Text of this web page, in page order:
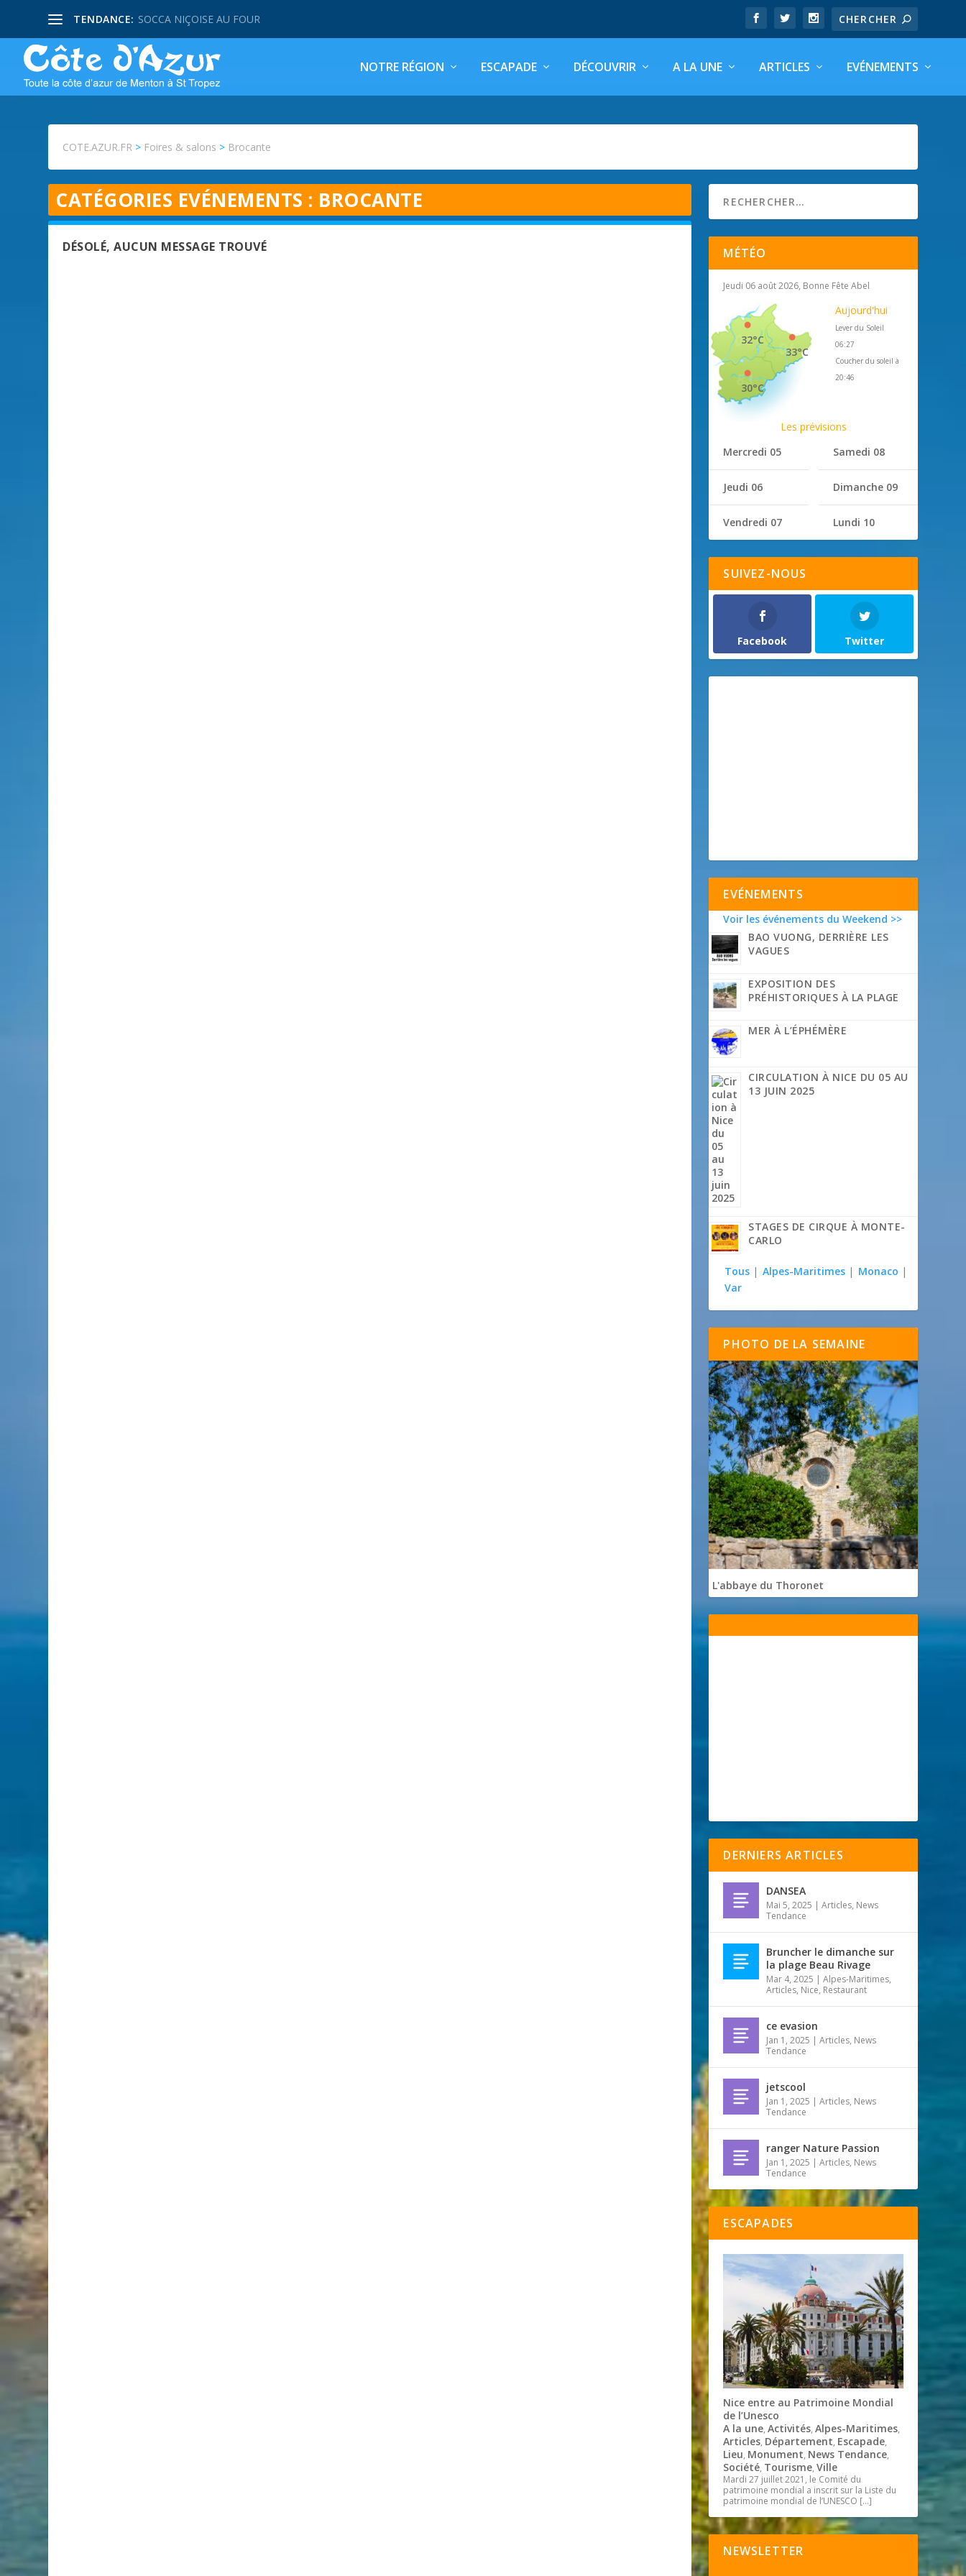
TENDANCE: SOCCA NIÇOISE AU FOUR
NOTRE RÉGION ESCAPADE DÉCOUVRIR A LA UNE ARTICLES EVÉNEMENTS
COTE.AZUR.FR > Foires & salons > Brocante
CATÉGORIES EVÉNEMENTS : BROCANTE
DÉSOLÉ, AUCUN MESSAGE TROUVÉ MÉTÉO
Jeudi 06 août 2026, Bonne Fête Abel
33°C
32°C
30°C
Aujourd'hui
Lever du Soleil
06:27
Coucher du soleil à
20:46
Les prévisions
Mercredi 05
Jeudi 06
Vendredi 07
Samedi 08
Dimanche 09
Lundi 10
SUIVEZ-NOUS
Facebook Twitter
EVÉNEMENTS
Voir les événements du Weekend >>
BAO VUONG, DERRIÈRE LES
VAGUES
EXPOSITION DES
PRÉHISTORIQUES À LA PLAGE
MER À L’ÉPHÉMÈRE
CIRCULATION À NICE DU 05 AU
13 JUIN 2025
STAGES DE CIRQUE À MONTE-
CARLO
Tous | Alpes-Maritimes | Monaco |
Var
PHOTO DE LA SEMAINE
L'abbaye du Thoronet
DERNIERS ARTICLES
DANSEA
Mai 5, 2025 |Articles, News
Tendance
Bruncher le dimanche sur
la plage Beau Rivage
Mar 4, 2025 |Alpes-Maritimes,
Articles, Nice, Restaurant
ce evasion
Jan 1, 2025 |Articles, News
Tendance
jetscool
Jan 1, 2025 |Articles, News
Tendance
ranger Nature Passion
Jan 1, 2025 |Articles, News
Tendance
ESCAPADES
Nice entre au Patrimoine Mondial
de l’Unesco
A la une,Activités,Alpes-Maritimes,
Articles, Département, Escapade,
Lieu, Monument, News Tendance,
Société, Tourisme,Ville
Mardi 27 juillet 2021, le Comité du
patrimoine mondial a inscrit sur la Liste du
patrimoine mondial de l’UNESCO […]
NEWSLETTER